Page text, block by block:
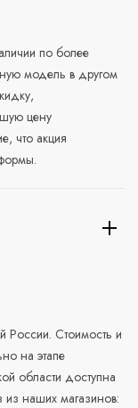
по более
модель в другом
цену
что акция
России. Стоимость и
на этапе
области доступна
из наших магазинов: